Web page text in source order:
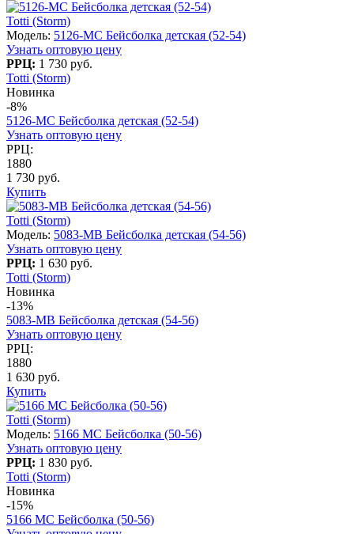
Totti (Storm)
Модель: 5126-МC Бейсболка детская (52-54)
Узнать оптовую цену
РРЦ: 1 730 руб.
Totti (Storm)
Новинка
-8%
5126-МC Бейсболка детская (52-54)
Узнать оптовую цену
РРЦ:
1880
1 730 руб.
Купить
Totti (Storm)
Модель: 5083-МB Бейсболка детская (54-56)
Узнать оптовую цену
РРЦ: 1 630 руб.
Totti (Storm)
Новинка
-13%
5083-МB Бейсболка детская (54-56)
Узнать оптовую цену
РРЦ:
1880
1 630 руб.
Купить
Totti (Storm)
Модель: 5166 МС Бейсболка (50-56)
Узнать оптовую цену
РРЦ: 1 830 руб.
Totti (Storm)
Новинка
-15%
5166 МС Бейсболка (50-56)